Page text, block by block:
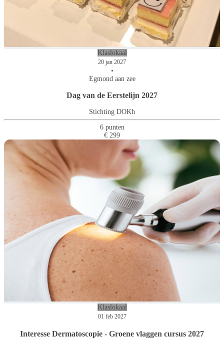
Klaslokaal
20 jan 2027
•
Egmond aan zee
Dag van de Eerstelijn 2027
Stichting DOKh
6 punten
€ 299
Klaslokaal
01 feb 2027
Interesse Dermatoscopie - Groene vlaggen cursus 2027